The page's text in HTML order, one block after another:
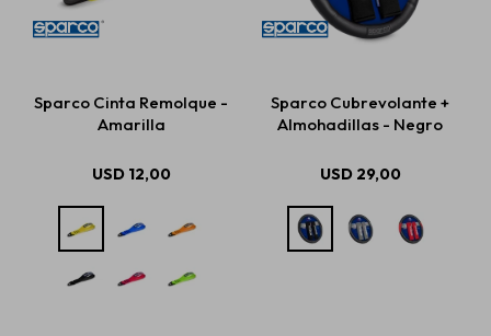
Sparco Cinta Remolque -
Amarilla
USD 12,00
Sparco Cubrevolante +
Almohadillas - Negro
USD 29,00